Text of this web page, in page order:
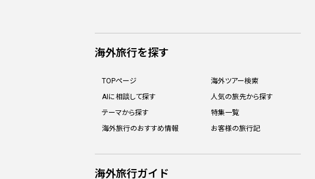
海外旅行を探す
TOPページ
海外ツアー検索
AIに相談して探す
人気の旅先から探す
テーマから探す
特集一覧
海外旅行のおすすめ情報
お客様の旅行記
海外旅行ガイド